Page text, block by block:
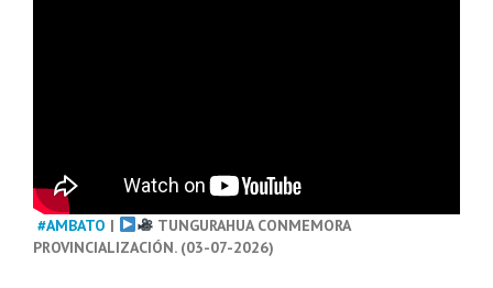
#AMBATO |
TUNGURAHUA CONMEMORA
PROVINCIALIZACIÓN. (03-07-2026)